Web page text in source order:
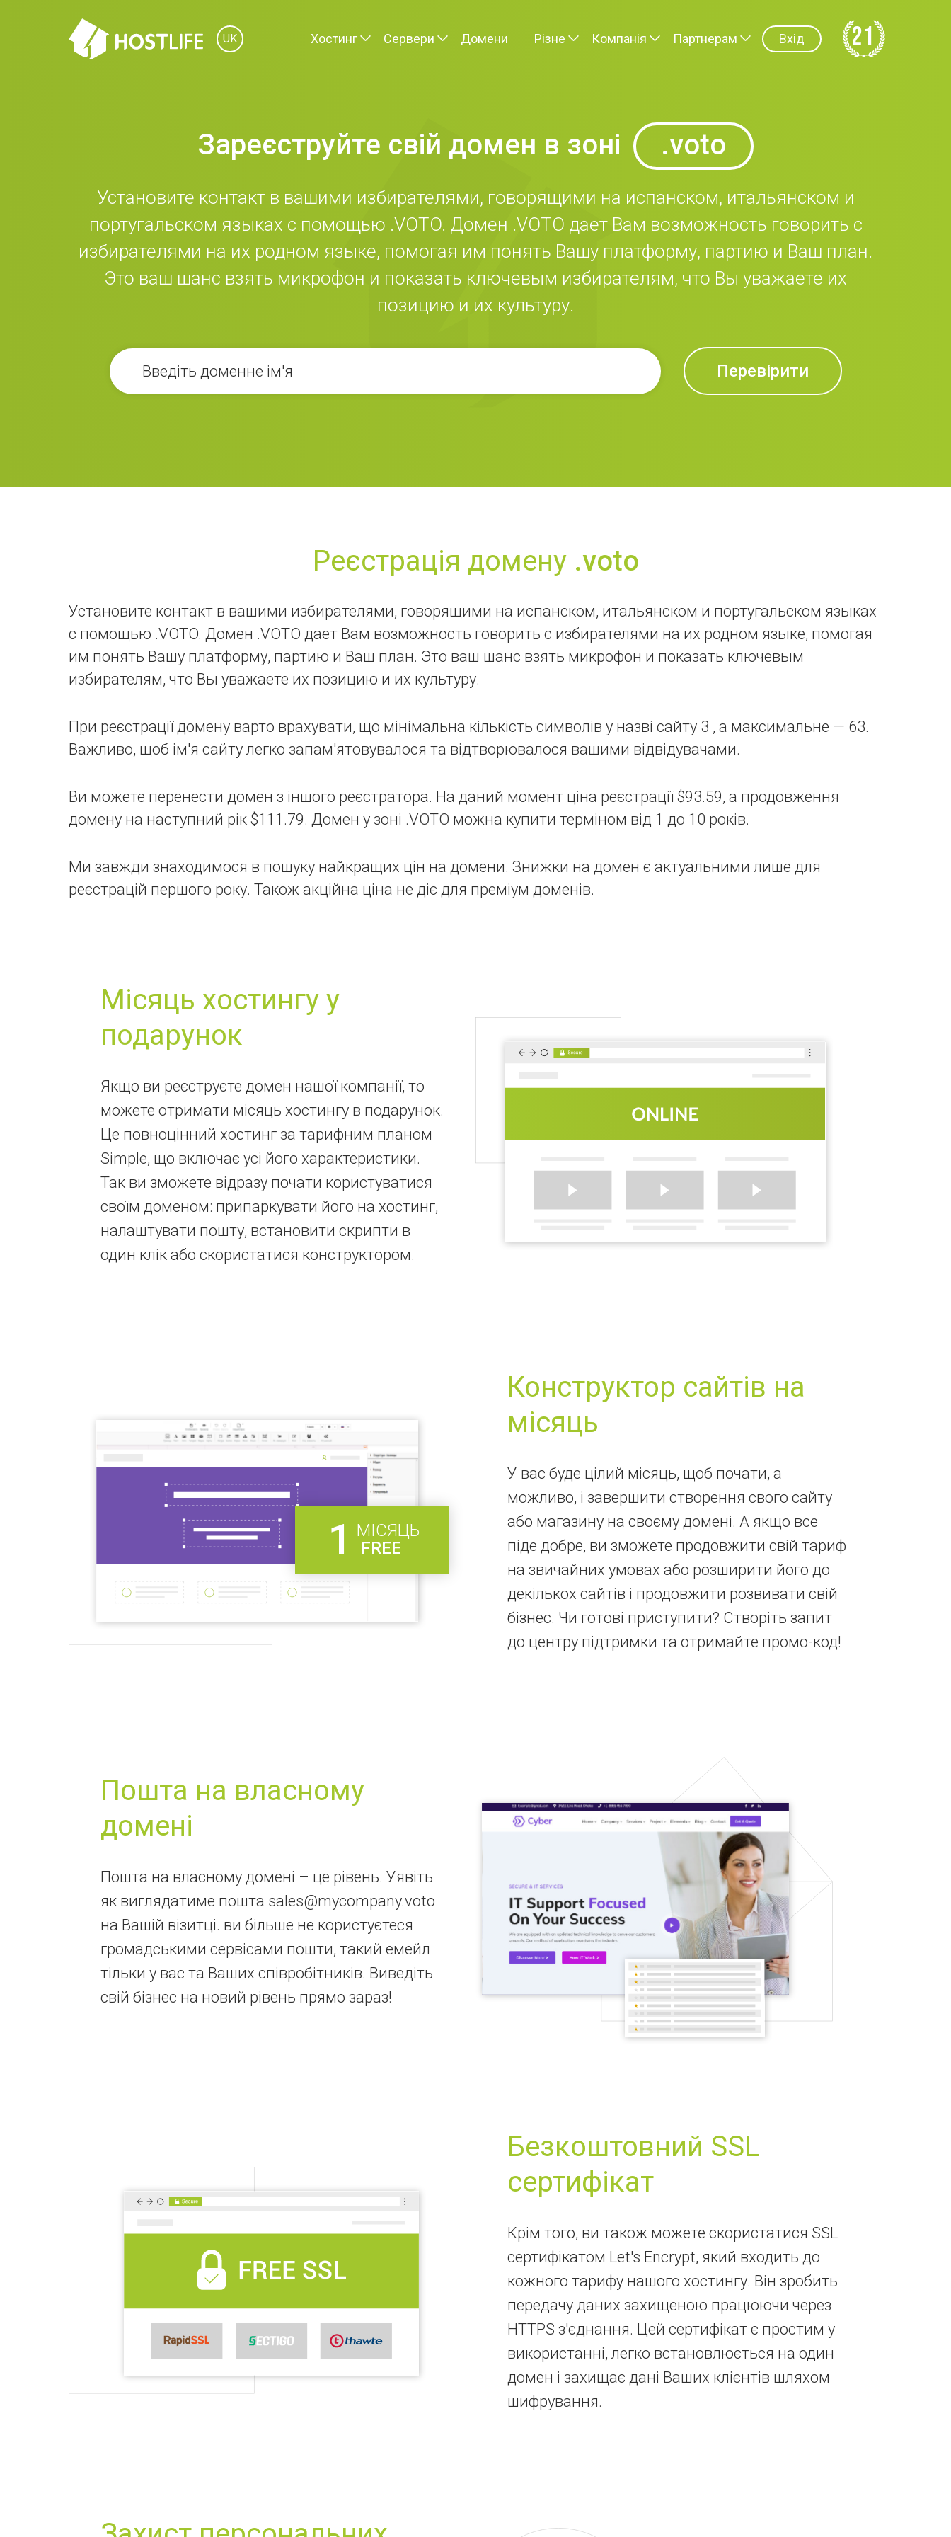
UK Хостинг Сервери Домени Різне Компанія Партнерам Вхід 21
Зареєструйте свій домен в зоні .voto
Установите контакт в вашими избирателями, говорящими на испанском, итальянском и
португальском языках с помощью .VOTO. Домен .VOTO дает Вам возможность говорить с
избирателями на их родном языке, помогая им понять Вашу платформу, партию и Ваш план.
Это ваш шанс взять микрофон и показать ключевым избирателям, что Вы уважаете их
позицию и их культуру.
Перевірити
Реєстрація домену .voto
Установите контакт в вашими избирателями, говорящими на испанском, итальянском и португальском языках
с помощью .VOTO. Домен .VOTO дает Вам возможность говорить с избирателями на их родном языке, помогая
им понять Вашу платформу, партию и Ваш план. Это ваш шанс взять микрофон и показать ключевым
избирателям, что Вы уважаете их позицию и их культуру.
При реєстрації домену варто врахувати, що мінімальна кількість символів у назві сайту 3 , а максимальне — 63.
Важливо, щоб ім'я сайту легко запам'ятовувалося та відтворювалося вашими відвідувачами.
Ви можете перенести домен з іншого реєстратора. На даний момент ціна реєстрації $93.59, а продовження
домену на наступний рік $111.79. Домен у зоні .VOTO можна купити терміном від 1 до 10 років.
Ми завжди знаходимося в пошуку найкращих цін на домени. Знижки на домен є актуальними лише для
реєстрацій першого року. Також акційна ціна не діє для преміум доменів.
Місяць хостингу у
подарунок
Якщо ви реєструєте домен нашої компанії, то
можете отримати місяць хостингу в подарунок.
Це повноцінний хостинг за тарифним планом
Simple, що включає усі його характеристики.
Так ви зможете відразу почати користуватися
своїм доменом: припаркувати його на хостинг,
налаштувати пошту, встановити скрипти в
один клік або скористатися конструктором.
1
МІСЯЦЬ
FREE
Конструктор сайтів на
місяць
У вас буде цілий місяць, щоб почати, а
можливо, і завершити створення свого сайту
або магазину на своєму домені. А якщо все
піде добре, ви зможете продовжити свій тариф
на звичайних умовах або розширити його до
декількох сайтів і продовжити розвивати свій
бізнес. Чи готові приступити? Створіть запит
до центру підтримки та отримайте промо-код!
Пошта на власному
домені
Пошта на власному домені – це рівень. Уявіть
як виглядатиме пошта sales@mycompany.voto
на Вашій візитці. ви більше не користуєтеся
громадськими сервісами пошти, такий емейл
тільки у вас та Ваших співробітників. Виведіть
свій бізнес на новий рівень прямо зараз!
Безкоштовний SSL
сертифікат
Крім того, ви також можете скористатися SSL
сертифікатом Let's Encrypt, який входить до
кожного тарифу нашого хостингу. Він зробить
передачу даних захищеною працюючи через
HTTPS з'єднання. Цей сертифікат є простим у
використанні, легко встановлюється на один
домен і захищає дані Ваших клієнтів шляхом
шифрування.